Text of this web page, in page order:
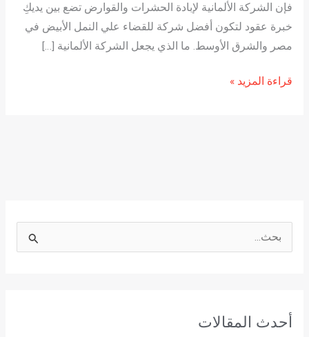
فإن الشركة الألمانية لإبادة الحشرات والقوارض تضع بين يديكِ
خبرة عقود لتكون أفضل شركة للقضاء علي النمل الأبيض في
مصر والشرق الأوسط. ما الذي يجعل الشركة الألمانية […]
قراءة المزيد »
ث
أحدث المقالات